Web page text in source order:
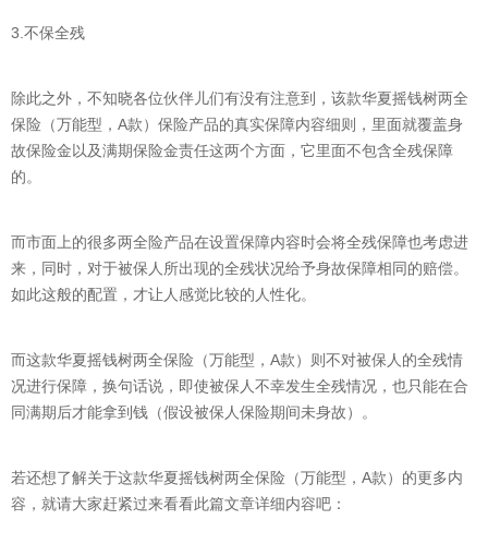
3.不保全残
除此之外，不知晓各位伙伴儿们有没有注意到，该款华夏摇钱树两全
保险（万能型，A款）保险产品的真实保障内容细则，里面就覆盖身
故保险金以及满期保险金责任这两个方面，它里面不包含全残保障
的。
而市面上的很多两全险产品在设置保障内容时会将全残保障也考虑进
来，同时，对于被保人所出现的全残状况给予身故保障相同的赔偿。
如此这般的配置，才让人感觉比较的人性化。
而这款华夏摇钱树两全保险（万能型，A款）则不对被保人的全残情
况进行保障，换句话说，即使被保人不幸发生全残情况，也只能在合
同满期后才能拿到钱（假设被保人保险期间未身故）。
若还想了解关于这款华夏摇钱树两全保险（万能型，A款）的更多内
容，就请大家赶紧过来看看此篇文章详细内容吧：